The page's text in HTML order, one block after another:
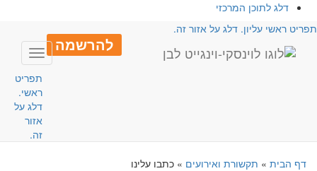
דלג לתוכן המרכזי
ראשי עליון. דלג על אזור זה.
להרשמה
Toggle
תפריט
ראשי.
דלג על
אזור
זה.
דף הבית» תקשורת ואירועים» כתבו עלינו